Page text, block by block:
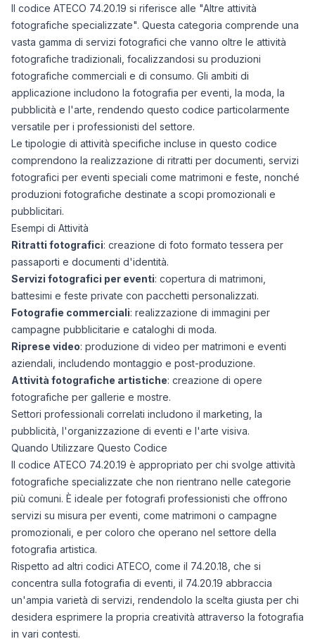
Il codice ATECO 74.20.19 si riferisce alle "Altre attività
fotografiche specializzate". Questa categoria comprende una
vasta gamma di servizi fotografici che vanno oltre le attività
fotografiche tradizionali, focalizzandosi su produzioni
fotografiche commerciali e di consumo. Gli ambiti di
applicazione includono la fotografia per eventi, la moda, la
pubblicità e l'arte, rendendo questo codice particolarmente
versatile per i professionisti del settore.
Le tipologie di attività specifiche incluse in questo codice
comprendono la realizzazione di ritratti per documenti, servizi
fotografici per eventi speciali come matrimoni e feste, nonché
produzioni fotografiche destinate a scopi promozionali e
pubblicitari.
Esempi di Attività
Ritratti fotografici: creazione di foto formato tessera per
passaporti e documenti d'identità.
Servizi fotografici per eventi: copertura di matrimoni,
battesimi e feste private con pacchetti personalizzati.
Fotografie commerciali: realizzazione di immagini per
campagne pubblicitarie e cataloghi di moda.
Riprese video: produzione di video per matrimoni e eventi
aziendali, includendo montaggio e post-produzione.
Attività fotografiche artistiche: creazione di opere
fotografiche per gallerie e mostre.
Settori professionali correlati includono il marketing, la
pubblicità, l'organizzazione di eventi e l'arte visiva.
Quando Utilizzare Questo Codice
Il codice ATECO 74.20.19 è appropriato per chi svolge attività
fotografiche specializzate che non rientrano nelle categorie
più comuni. È ideale per fotografi professionisti che offrono
servizi su misura per eventi, come matrimoni o campagne
promozionali, e per coloro che operano nel settore della
fotografia artistica.
Rispetto ad altri codici ATECO, come il 74.20.18, che si
concentra sulla fotografia di eventi, il 74.20.19 abbraccia
un'ampia varietà di servizi, rendendolo la scelta giusta per chi
desidera esprimere la propria creatività attraverso la fotografia
in vari contesti.